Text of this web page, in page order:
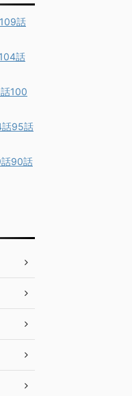
話
話
100
話95話
90話